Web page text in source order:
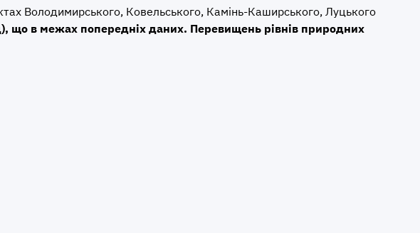
Володимирського, Ковельського, Камінь-Каширського, Луцького
), що в межах попередніх даних. Перевищень рівнів природних